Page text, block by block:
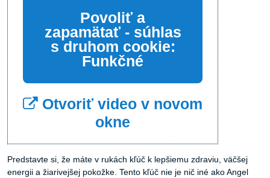
Povoliť a
zapamätať - súhlas
s druhom cookie:
Funkčné
Otvoriť video v novom
okne
Predstavte si, že máte v rukách kľúč k lepšiemu zdraviu, väčšej
energii a žiarivejšej pokožke. Tento kľúč nie je nič iné ako Angel